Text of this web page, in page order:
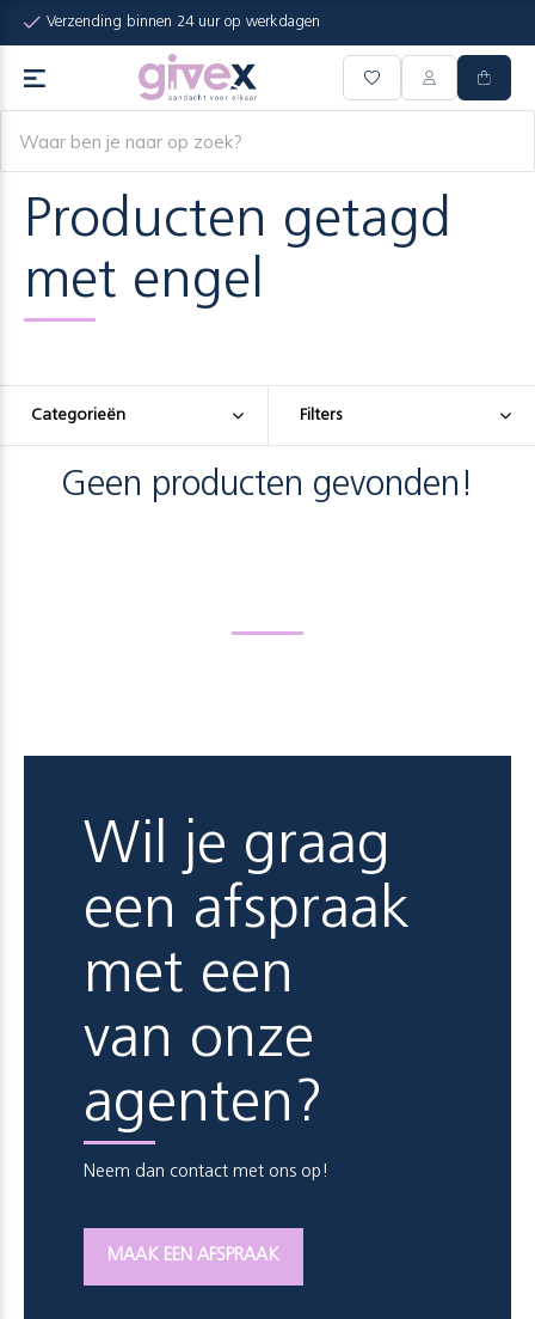
Verzending binnen 24 uur op werkdagen
Producten getagd
met engel
Categorieën Filters
Geen producten gevonden!
Wil je graag
een afspraak
met een
van onze
agenten?
Neem dan contact met ons op!
MAAK EEN AFSPRAAK